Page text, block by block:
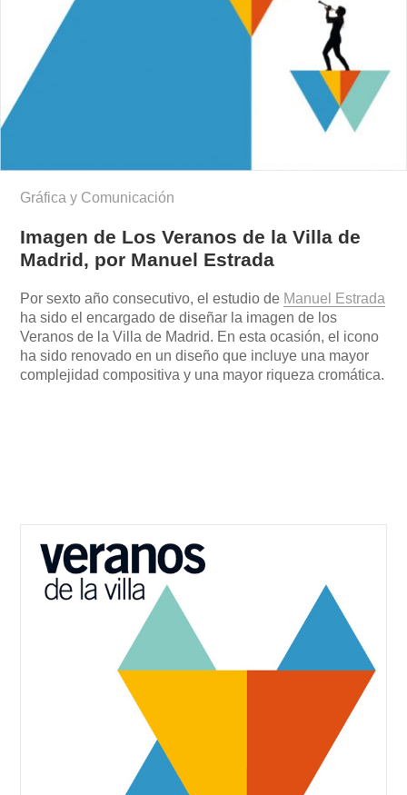
Gráfica y Comunicación
Imagen de Los Veranos de la Villa de
Madrid, por Manuel Estrada
Por sexto año consecutivo, el estudio de Manuel Estrada
ha sido el encargado de diseñar la imagen de los
Veranos de la Villa de Madrid. En esta ocasión, el icono
ha sido renovado en un diseño que incluye una mayor
complejidad compositiva y una mayor riqueza cromática.